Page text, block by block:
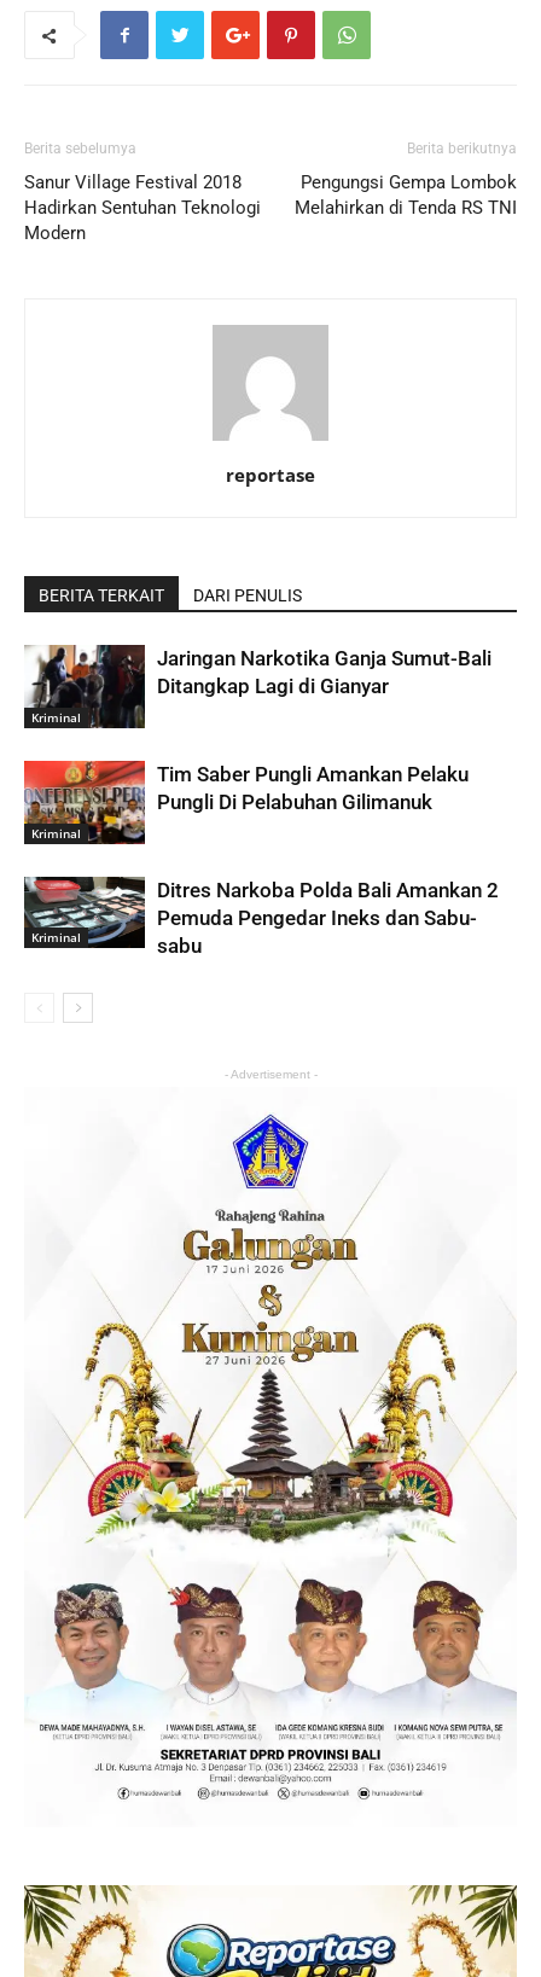
Berita sebelumya
Sanur Village Festival 2018
Hadirkan Sentuhan Teknologi
Modern
Berita berikutnya
Pengungsi Gempa Lombok
Melahirkan di Tenda RS TNI
reportase
BERITA TERKAIT DARI PENULIS
Kriminal
Jaringan Narkotika Ganja Sumut-Bali
Ditangkap Lagi di Gianyar
Kriminal
Tim Saber Pungli Amankan Pelaku
Pungli Di Pelabuhan Gilimanuk
Kriminal
Ditres Narkoba Polda Bali Amankan 2
Pemuda Pengedar Ineks dan Sabu-
sabu
- Advertisement -